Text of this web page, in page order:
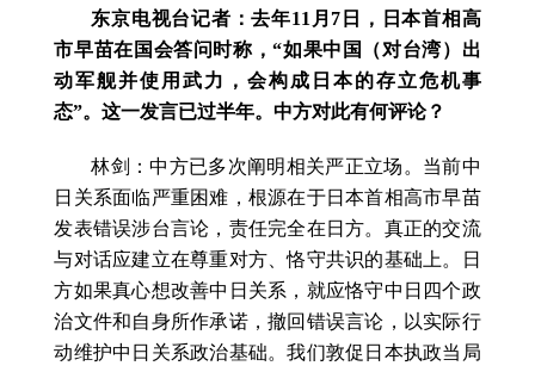
东京电视台记者：去年11月7日，日本首相高
市早苗在国会答问时称，“如果中国（对台湾）出
动军舰并使用武力，会构成日本的存立危机事
态”。这一发言已过半年。中方对此有何评论？
林剑：中方已多次阐明相关严正立场。当前中
日关系面临严重困难，根源在于日本首相高市早苗
发表错误涉台言论，责任完全在日方。真正的交流
与对话应建立在尊重对方、恪守共识的基础上。日
方如果真心想改善中日关系，就应恪守中日四个政
治文件和自身所作承诺，撤回错误言论，以实际行
动维护中日关系政治基础。我们敦促日本执政当局